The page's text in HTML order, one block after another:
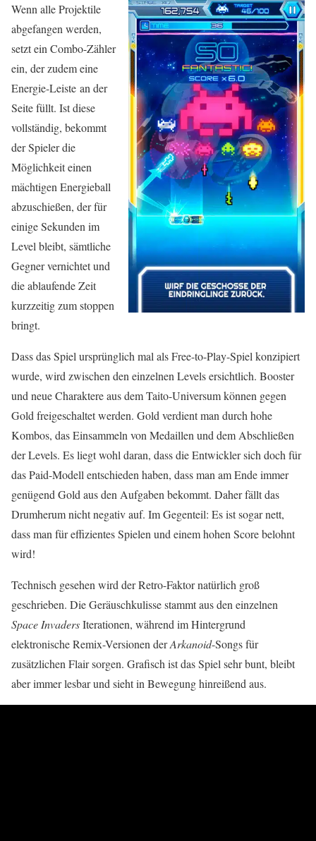
Wenn alle Projektile
abgefangen werden,
setzt ein Combo-Zähler
ein, der zudem eine
Energie-Leiste an der
Seite füllt. Ist diese
vollständig, bekommt
der Spieler die
Möglichkeit einen
mächtigen Energieball
abzuschießen, der für
einige Sekunden im
Level bleibt, sämtliche
Gegner vernichtet und
die ablaufende Zeit
kurzzeitig zum stoppen
bringt.
Dass das Spiel ursprünglich mal als Free-to-Play-Spiel konzipiert
wurde, wird zwischen den einzelnen Levels ersichtlich. Booster
und neue Charaktere aus dem Taito-Universum können gegen
Gold freigeschaltet werden. Gold verdient man durch hohe
Kombos, das Einsammeln von Medaillen und dem Abschließen
der Levels. Es liegt wohl daran, dass die Entwickler sich doch für
das Paid-Modell entschieden haben, dass man am Ende immer
genügend Gold aus den Aufgaben bekommt. Daher fällt das
Drumherum nicht negativ auf. Im Gegenteil: Es ist sogar nett,
dass man für effizientes Spielen und einem hohen Score belohnt
wird!
Technisch gesehen wird der Retro-Faktor natürlich groß
geschrieben. Die Geräuschkulisse stammt aus den einzelnen
Space InvadersIterationen, während im Hintergrund
elektronische Remix-Versionen derArkanoid-Songs für
zusätzlichen Flair sorgen. Grafisch ist das Spiel sehr bunt, bleibt
aber immer lesbar und sieht in Bewegung hinreißend aus.